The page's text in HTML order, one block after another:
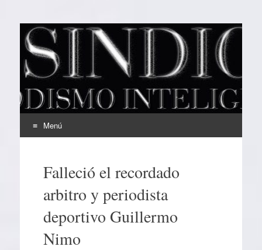
EL SINDICAL
Periodismo Inteligente
Menú
contenidoFalleció el recordado
arbitro y periodista
deportivo Guillermo
Nimo